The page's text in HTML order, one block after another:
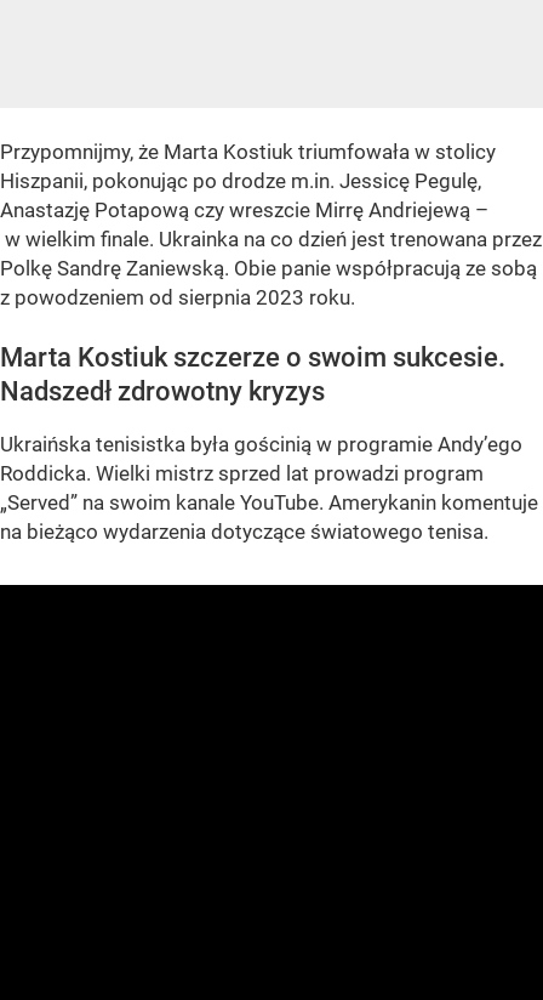
Przypomnijmy, że Marta Kostiuk triumfowała w stolicy
Hiszpanii, pokonując po drodze m.in. Jessicę Pegulę,
Anastazję Potapową czy wreszcie Mirrę Andriejewą –
w wielkim finale. Ukrainka na co dzień jest trenowana przez
Polkę Sandrę Zaniewską. Obie panie współpracują ze sobą
z powodzeniem od sierpnia 2023 roku.
Marta Kostiuk szczerze o swoim sukcesie.
Nadszedł zdrowotny kryzys
Ukraińska tenisistka była gościnią w programie Andy’ego
Roddicka. Wielki mistrz sprzed lat prowadzi program
„Served” na swoim kanale YouTube. Amerykanin komentuje
na bieżąco wydarzenia dotyczące światowego tenisa.